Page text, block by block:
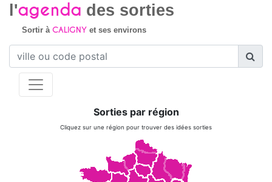
l'agenda des sorties
Sortir à CALIGNYet ses environs
Sorties par région
Cliquez sur une région pour trouver des idées sorties